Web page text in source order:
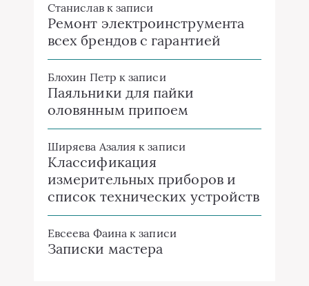
Станиславк записи
Ремонт электроинструмента
всех брендов с гарантией
Блохин Петр к записи
Паяльники для пайки
оловянным припоем
Ширяева Азалия к записи
Классификация
измерительных приборов и
список технических устройств
Евсеева Фаина к записи
Записки мастера